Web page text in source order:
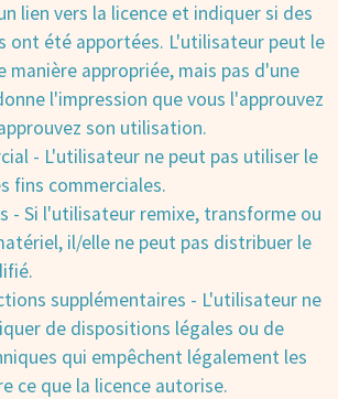
lien vers la licence et indiquer si des
ont été apportées. L'utilisateur peut le
manière appropriée, mais pas d'une
l'impression que vous l'approuvez
son utilisation.
- L'utilisateur ne peut pas utiliser le
fins commerciales.
- Si l'utilisateur remixe, transforme ou
il/elle ne peut pas distribuer le
supplémentaires - L'utilisateur ne
de dispositions légales ou de
qui empêchent légalement les
ce que la licence autorise.